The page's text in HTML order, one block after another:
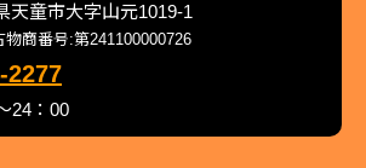
天童市大字山元1019-1
商番号:第241100000726
2277
24：00